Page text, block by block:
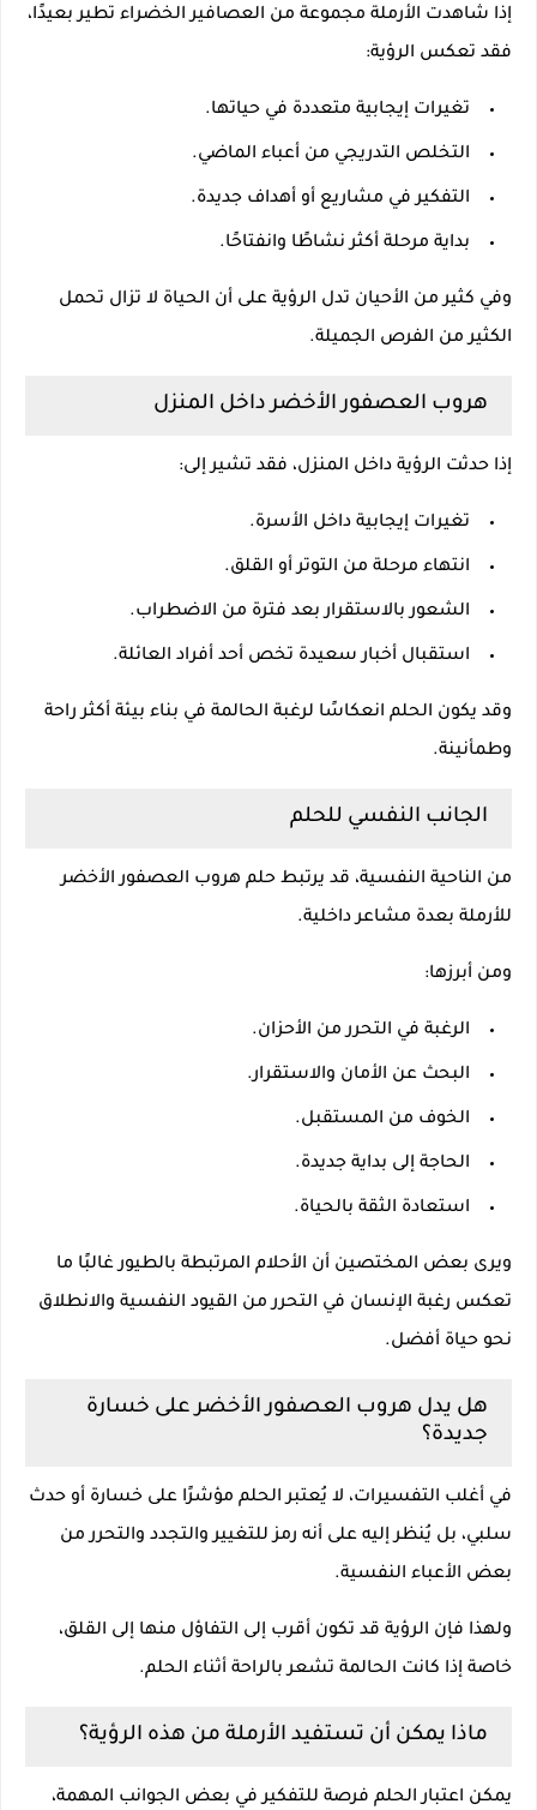
إذا شاهدت الأرملة مجموعة من العصافير الخضراء تطير بعيدًا،
فقد تعكس الرؤية:
تغيرات إيجابية متعددة في حياتها.
التخلص التدريجي من أعباء الماضي.
التفكير في مشاريع أو أهداف جديدة.
بداية مرحلة أكثر نشاطًا وانفتاحًا.
وفي كثير من الأحيان تدل الرؤية على أن الحياة لا تزال تحمل
الكثير من الفرص الجميلة.
هروب العصفور الأخضر داخل المنزل
إذا حدثت الرؤية داخل المنزل، فقد تشير إلى:
تغيرات إيجابية داخل الأسرة.
انتهاء مرحلة من التوتر أو القلق.
الشعور بالاستقرار بعد فترة من الاضطراب.
استقبال أخبار سعيدة تخص أحد أفراد العائلة.
وقد يكون الحلم انعكاسًا لرغبة الحالمة في بناء بيئة أكثر راحة
وطمأنينة.
الجانب النفسي للحلم
من الناحية النفسية، قد يرتبط حلم هروب العصفور الأخضر
للأرملة بعدة مشاعر داخلية.
ومن أبرزها:
الرغبة في التحرر من الأحزان.
البحث عن الأمان والاستقرار.
الخوف من المستقبل.
الحاجة إلى بداية جديدة.
استعادة الثقة بالحياة.
ويرى بعض المختصين أن الأحلام المرتبطة بالطيور غالبًا ما
تعكس رغبة الإنسان في التحرر من القيود النفسية والانطلاق
نحو حياة أفضل.
هل يدل هروب العصفور الأخضر على خسارة
جديدة؟
في أغلب التفسيرات، لا يُعتبر الحلم مؤشرًا على خسارة أو حدث
سلبي، بل يُنظر إليه على أنه رمز للتغيير والتجدد والتحرر من
بعض الأعباء النفسية.
ولهذا فإن الرؤية قد تكون أقرب إلى التفاؤل منها إلى القلق،
خاصة إذا كانت الحالمة تشعر بالراحة أثناء الحلم.
ماذا يمكن أن تستفيد الأرملة من هذه الرؤية؟
يمكن اعتبار الحلم فرصة للتفكير في بعض الجوانب المهمة،